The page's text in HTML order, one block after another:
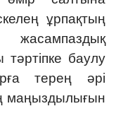
ұрпақтың
тәртіпке баулу
терең әрі
маңыздылығын